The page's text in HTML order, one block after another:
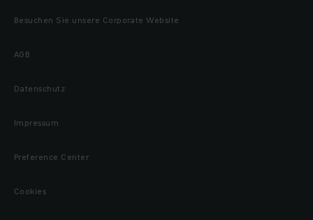
Besuchen Sie unsere Corporate Website
AGB
Datenschutz
Impressum
Preference Center
Cookies